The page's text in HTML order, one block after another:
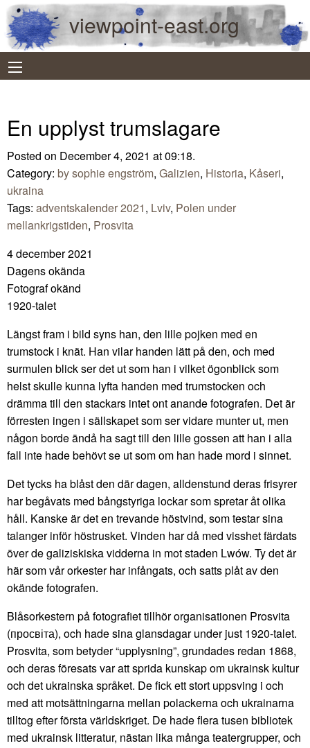
viewpoint-east.org
En upplyst trumslagare
Posted on December 4, 2021 at 09:18.
Category: by sophie engström, Galizien, Historia, Kåseri,
ukraina
Tags: adventskalender 2021, Lviv, Polen under
mellankrigstiden, Prosvita
4 december 2021
Dagens okända
Fotograf okänd
1920-talet
Längst fram i bild syns han, den lille pojken med en
trumstock i knät. Han vilar handen lätt på den, och med
surmulen blick ser det ut som han i vilket ögonblick som
helst skulle kunna lyfta handen med trumstocken och
drämma till den stackars intet ont anande fotografen. Det är
förresten ingen i sällskapet som ser vidare munter ut, men
någon borde ändå ha sagt till den lille gossen att han i alla
fall inte hade behövt se ut som om han hade mord i sinnet.
Det tycks ha blåst den där dagen, alldenstund deras frisyrer
har begåvats med bångstyriga lockar som spretar åt olika
håll. Kanske är det en trevande höstvind, som testar sina
talanger inför höstrusket. Vinden har då med visshet färdats
över de galiziskiska vidderna in mot staden Lwów. Ty det är
här som vår orkester har infångats, och satts plåt av den
okände fotografen.
Blåsorkestern på fotografiet tillhör organisationen Prosvita
(просвіта), och hade sina glansdagar under just 1920-talet.
Prosvita, som betyder “upplysning”, grundades redan 1868,
och deras föresats var att sprida kunskap om ukrainsk kultur
och det ukrainska språket. De fick ett stort uppsving i och
med att motsättningarna mellan polackerna och ukrainarna
tilltog efter första världskriget. De hade flera tusen bibliotek
med ukrainsk litteratur, nästan lika många teatergrupper, och